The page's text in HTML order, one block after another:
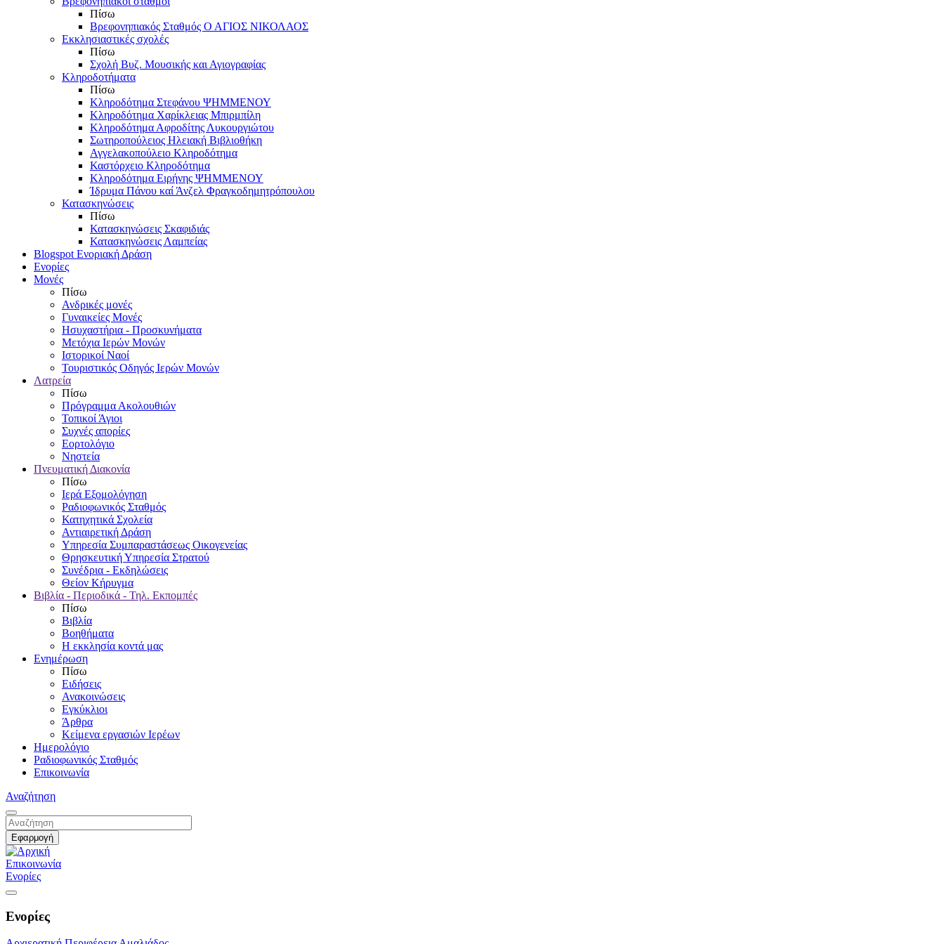
Πίσω
Βρεφονηπιακός Σταθμός Ο ΑΓΙΟΣ ΝΙΚΟΛΑΟΣ
Εκκλησιαστικές σχολές
Πίσω
Σχολή Βυζ. Μουσικής και Αγιογραφίας
Κληροδοτήματα
Πίσω
Κληροδότημα Στεφάνου ΨΗΜΜΕΝΟΥ
Κληροδότημα Χαρίκλειας Μπιρμπίλη
Κληροδότημα Αφροδίτης Λυκουργιώτου
Σωτηροπούλειος Ηλειακή Βιβλιοθήκη
Αγγελακοπούλειο Κληροδότημα
Καστόρχειο Κληροδότημα
Κληροδότημα Ειρήνης ΨΗΜΜΕΝΟΥ
Ίδρυμα Πάνου καί Άνζελ Φραγκοδημητρόπουλου
Κατασκηνώσεις
Πίσω
Κατασκηνώσεις Σκαφιδιάς
Κατασκηνώσεις Λαμπείας
Blogspot Ενοριακή Δράση
Ενορίες
Μονές
Πίσω
Ανδρικές μονές
Γυναικείες Μονές
Ησυχαστήρια - Προσκυνήματα
Μετόχια Ιερών Μονών
Ιστορικοί Ναοί
Τουριστικός Οδηγός Ιερών Μονών
Λατρεία
Πίσω
Πρόγραμμα Ακολουθιών
Τοπικοί Άγιοι
Συχνές απορίες
Εορτολόγιο
Νηστεία
Πνευματική Διακονία
Πίσω
Ιερά Εξομολόγηση
Ραδιοφωνικός Σταθμός
Κατηχητικά Σχολεία
Αντιαιρετική Δράση
Υπηρεσία Συμπαραστάσεως Οικογενείας
Θρησκευτική Υπηρεσία Στρατού
Συνέδρια - Εκδηλώσεις
Θείον Κήρυγμα
Βιβλία - Περιοδικά - Τηλ. Εκπομπές
Πίσω
Βιβλία
Βοηθήματα
Η εκκλησία κοντά μας
Ενημέρωση
Πίσω
Ειδήσεις
Ανακοινώσεις
Εγκύκλιοι
Άρθρα
Κείμενα εργασιών Ιερέων
Ημερολόγιο
Ραδιοφωνικός Σταθμός
Επικοινωνία
Αναζήτηση
Επικοινωνία
Ενορίες
Ενορίες